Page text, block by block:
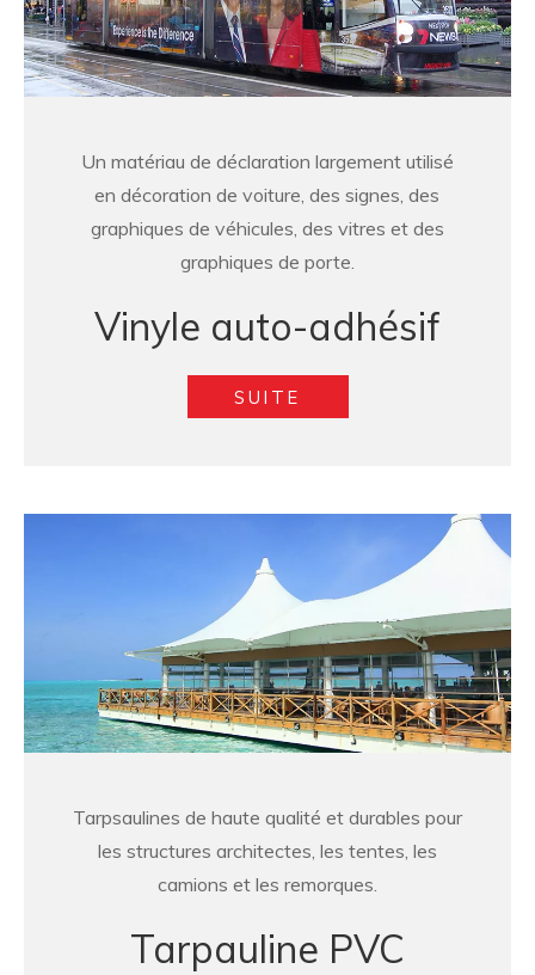
Un matériau de déclaration largement utilisé
en décoration de voiture, des signes, des
graphiques de véhicules, des vitres et des
graphiques de porte.
Vinyle auto-adhésif
SUITE
Tarpsaulines de haute qualité et durables pour
les structures architectes, les tentes, les
camions et les remorques.
Tarpauline PVC